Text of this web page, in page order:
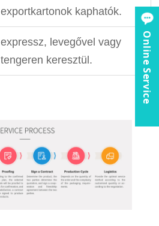
exportkartonok kaphatók.
expressz, levegővel vagy
tengeren keresztül.
Online Service